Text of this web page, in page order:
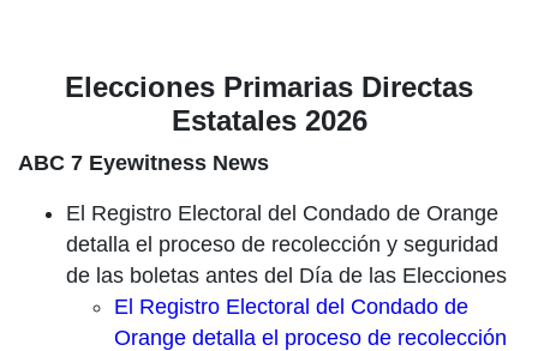
Elecciones Primarias Directas
Estatales 2026
ABC 7 Eyewitness News
El Registro Electoral del Condado de Orange
detalla el proceso de recolección y seguridad
de las boletas antes del Día de las Elecciones
El Registro Electoral del Condado de
Orange detalla el proceso de recolección